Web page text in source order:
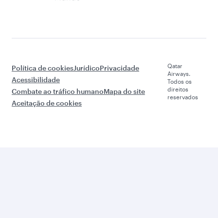
Política de cookiesJurídicoPrivacidade
Acessibilidade
Combate ao tráfico humanoMapa do site
Aceitação de cookies
Qatar
Airways.
Todos os
direitos
reservados